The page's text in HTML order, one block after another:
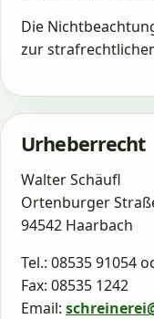
Die
zur
Urheberrecht
Walter Schäufl
Ortenburger
94542 Haarbach
Tel.: 08535 91054
Fax: 08535 1242
Email: